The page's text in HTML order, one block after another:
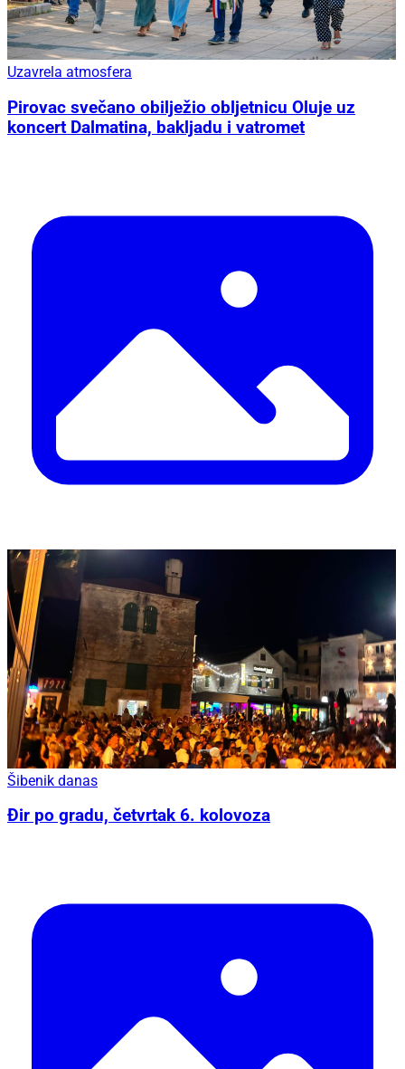
Uzavrela atmosfera
Pirovac svečano obilježio obljetnicu Oluje uz
koncert Dalmatina, bakljadu i vatromet
Šibenik danas
Đir po gradu, četvrtak 6. kolovoza